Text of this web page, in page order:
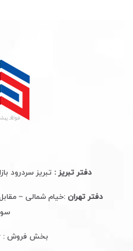
دفتر تبریز : تبریز سردرود
دفتر تهران :خیام شمالی –
بخش فروش :